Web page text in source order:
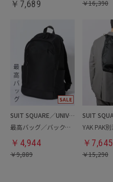
￥ 7,689 ￥16,390
SUIT SQUARE／UNIVERSAL LANGUAGE
最高バッグ／バックパック
￥ 4,944
￥9,889
￥ 7,645
￥15,290